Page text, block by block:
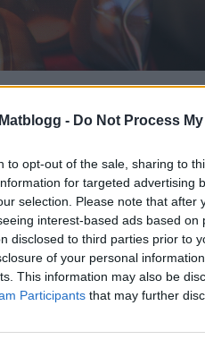
- Do Not Process
to opt-out of the sale, sharing to
for targeted advertising
selection. Please note that
interest-based ads based
disclosed to third parties prior to
of your personal
This information may also be
Participants that may further